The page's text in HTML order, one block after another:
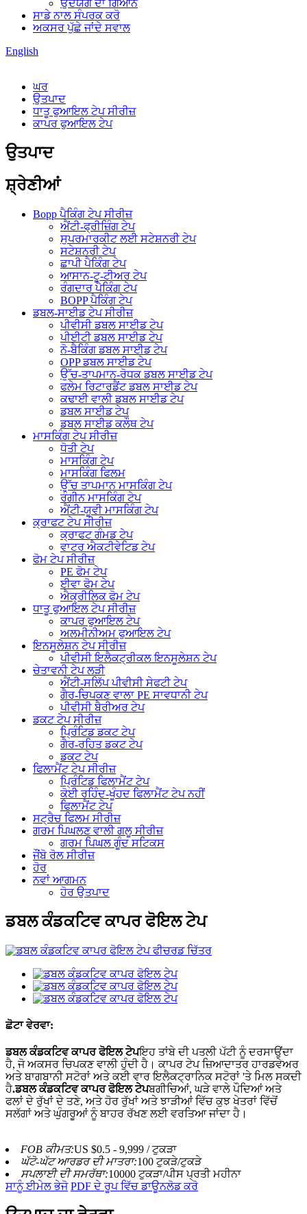
ਉਦਯੋਗ ਦਾ ਗਿਆਨ
ਸਾਡੇ ਨਾਲ ਸੰਪਰਕ ਕਰੋ
ਅਕਸਰ ਪੁੱਛੇ ਜਾਂਦੇ ਸਵਾਲ
English
ਘਰ
ਉਤਪਾਦ
ਧਾਤੂ ਫੁਆਇਲ ਟੇਪ ਸੀਰੀਜ਼
ਕਾਪਰ ਫੁਆਇਲ ਟੇਪ
ਉਤਪਾਦ
ਸ਼੍ਰੇਣੀਆਂ
Bopp ਪੈਕਿੰਗ ਟੇਪ ਸੀਰੀਜ਼
ਐਂਟੀ-ਫ੍ਰੀਜ਼ਿੰਗ ਟੇਪ
ਸੁਪਰਮਾਰਕੀਟ ਲਈ ਸਟੇਸ਼ਨਰੀ ਟੇਪ
ਸਟੇਸ਼ਨਰੀ ਟੇਪ
ਛਾਪੀ ਪੈਕਿੰਗ ਟੇਪ
ਆਸਾਨ-ਟੂ-ਟੀਅਰ ਟੇਪ
ਰੰਗਦਾਰ ਪੈਕਿੰਗ ਟੇਪ
BOPP ਪੈਕਿੰਗ ਟੇਪ
ਡਬਲ-ਸਾਈਡ ਟੇਪ ਸੀਰੀਜ਼
ਪੀਵੀਸੀ ਡਬਲ ਸਾਈਡ ਟੇਪ
ਪੀਈਟੀ ਡਬਲ ਸਾਈਡ ਟੇਪ
ਨੋ-ਬੈਕਿੰਗ ਡਬਲ ਸਾਈਡ ਟੇਪ
OPP ਡਬਲ ਸਾਈਡ ਟੇਪ
ਉੱਚ-ਤਾਪਮਾਨ-ਰੋਧਕ ਡਬਲ ਸਾਈਡ ਟੇਪ
ਫਲੇਮ ਰਿਟਾਰਡੈਂਟ ਡਬਲ ਸਾਈਡ ਟੇਪ
ਕਢਾਈ ਵਾਲੀ ਡਬਲ ਸਾਈਡ ਟੇਪ
ਡਬਲ ਸਾਈਡ ਟੇਪ
ਡਬਲ ਸਾਈਡ ਕਲੌਥ ਟੇਪ
ਮਾਸਕਿੰਗ ਟੇਪ ਸੀਰੀਜ਼
ਧੋਤੀ ਟੇਪ
ਮਾਸਕਿੰਗ ਟੇਪ
ਮਾਸਕਿੰਗ ਫਿਲਮ
ਉੱਚ ਤਾਪਮਾਨ ਮਾਸਕਿੰਗ ਟੇਪ
ਰੰਗੀਨ ਮਾਸਕਿੰਗ ਟੇਪ
ਐਂਟੀ-ਯੂਵੀ ਮਾਸਕਿੰਗ ਟੇਪ
ਕ੍ਰਾਫਟ ਟੇਪ ਸੀਰੀਜ਼
ਕ੍ਰਾਫਟ ਗੰਮਡ ਟੇਪ
ਵਾਟਰ ਐਕਟੀਵੇਟਿਡ ਟੇਪ
ਫੋਮ ਟੇਪ ਸੀਰੀਜ਼
PE ਫੋਮ ਟੇਪ
ਈਵਾ ਫੋਮ ਟੇਪ
ਐਕ੍ਰੀਲਿਕ ਫੋਮ ਟੇਪ
ਧਾਤੂ ਫੁਆਇਲ ਟੇਪ ਸੀਰੀਜ਼
ਕਾਪਰ ਫੁਆਇਲ ਟੇਪ
ਅਲਮੀਨੀਅਮ ਫੁਆਇਲ ਟੇਪ
ਇਨਸੂਲੇਸ਼ਨ ਟੇਪ ਸੀਰੀਜ਼
ਪੀਵੀਸੀ ਇਲੈਕਟ੍ਰੀਕਲ ਇਨਸੂਲੇਸ਼ਨ ਟੇਪ
ਚੇਤਾਵਨੀ ਟੇਪ ਲੜੀ
ਐਂਟੀ-ਸਲਿੱਪ ਪੀਵੀਸੀ ਸੇਫਟੀ ਟੇਪ
ਗੈਰ-ਚਿਪਕਣ ਵਾਲਾ PE ਸਾਵਧਾਨੀ ਟੇਪ
ਪੀਵੀਸੀ ਬੈਰੀਅਰ ਟੇਪ
ਡਕਟ ਟੇਪ ਸੀਰੀਜ਼
ਪ੍ਰਿੰਟਿਡ ਡਕਟ ਟੇਪ
ਗੈਰ-ਰਹਿਤ ਡਕਟ ਟੇਪ
ਡਕਟ ਟੇਪ
ਫਿਲਾਮੈਂਟ ਟੇਪ ਸੀਰੀਜ਼
ਪ੍ਰਿੰਟਿਡ ਫਿਲਾਮੈਂਟ ਟੇਪ
ਕੋਈ ਰਹਿੰਦ-ਖੂੰਹਦ ਫਿਲਾਮੈਂਟ ਟੇਪ ਨਹੀਂ
ਫਿਲਾਮੈਂਟ ਟੇਪ
ਸਟ੍ਰੈਚ ਫਿਲਮ ਸੀਰੀਜ਼
ਗਰਮ ਪਿਘਲਣ ਵਾਲੀ ਗਲੂ ਸੀਰੀਜ਼
ਗਰਮ ਪਿਘਲ ਗੂੰਦ ਸਟਿਕਸ
ਜੌਂਬੋ ਰੋਲ ਸੀਰੀਜ਼
ਹੋਰ
ਨਵਾਂ ਆਗਮਨ
ਹੋਰ ਉਤਪਾਦ
ਡਬਲ ਕੰਡਕਟਿਵ ਕਾਪਰ ਫੋਇਲ ਟੇਪ
ਛੋਟਾ ਵੇਰਵਾ:
ਡਬਲ ਕੰਡਕਟਿਵ ਕਾਪਰ ਫੋਇਲ ਟੇਪਇਹ ਤਾਂਬੇ ਦੀ ਪਤਲੀ ਪੱਟੀ ਨੂੰ ਦਰਸਾਉਂਦਾ
ਹੈ, ਜੋ ਅਕਸਰ ਚਿਪਕਣ ਵਾਲੀ ਹੁੰਦੀ ਹੈ। ਕਾਪਰ ਟੇਪ ਜ਼ਿਆਦਾਤਰ ਹਾਰਡਵੇਅਰ
ਅਤੇ ਬਾਗਬਾਨੀ ਸਟੋਰਾਂ ਅਤੇ ਕਈ ਵਾਰ ਇਲੈਕਟ੍ਰਾਨਿਕ ਸਟੋਰਾਂ 'ਤੇ ਮਿਲ ਸਕਦੀ
ਹੈ.ਡਬਲ ਕੰਡਕਟਿਵ ਕਾਪਰ ਫੋਇਲ ਟੇਪਬਗੀਚਿਆਂ, ਘੜੇ ਵਾਲੇ ਪੌਦਿਆਂ ਅਤੇ
ਫਲਾਂ ਦੇ ਰੁੱਖਾਂ ਦੇ ਤਣੇ, ਅਤੇ ਹੋਰ ਰੁੱਖਾਂ ਅਤੇ ਝਾੜੀਆਂ ਵਿੱਚ ਕੁਝ ਖੇਤਰਾਂ ਵਿੱਚੋਂ
ਸਲੱਗਾਂ ਅਤੇ ਘੁੰਗਰੂਆਂ ਨੂੰ ਬਾਹਰ ਰੱਖਣ ਲਈ ਵਰਤਿਆ ਜਾਂਦਾ ਹੈ।
FOB ਕੀਮਤ:US $0.5 - 9,999 / ਟੁਕੜਾ
ਘੱਟੋ-ਘੱਟ ਆਰਡਰ ਦੀ ਮਾਤਰਾ:100 ਟੁਕੜੇ/ਟੁਕੜੇ
ਸਪਲਾਈ ਦੀ ਸਮਰੱਥਾ:10000 ਟੁਕੜਾ/ਪੀਸ ਪ੍ਰਤੀ ਮਹੀਨਾ
ਸਾਨੂੰ ਈਮੇਲ ਭੇਜੋ PDF ਦੇ ਰੂਪ ਵਿੱਚ ਡਾਊਨਲੋਡ ਕਰੋ